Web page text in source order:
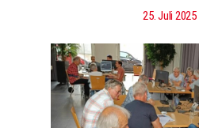
25. Juli 2025